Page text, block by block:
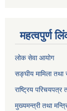
महत्वपुर्ण
लोक सेवा आयोग
सङ्घीय मामिला तथा
राष्ट्रिय परिचयपत्र
मुख्यमन्त्री तथा